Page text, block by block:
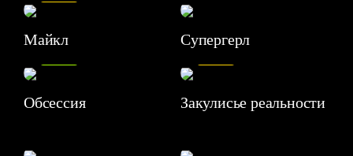
Майкл Супергерл
Обсессия
7.1
Закулисье реальности